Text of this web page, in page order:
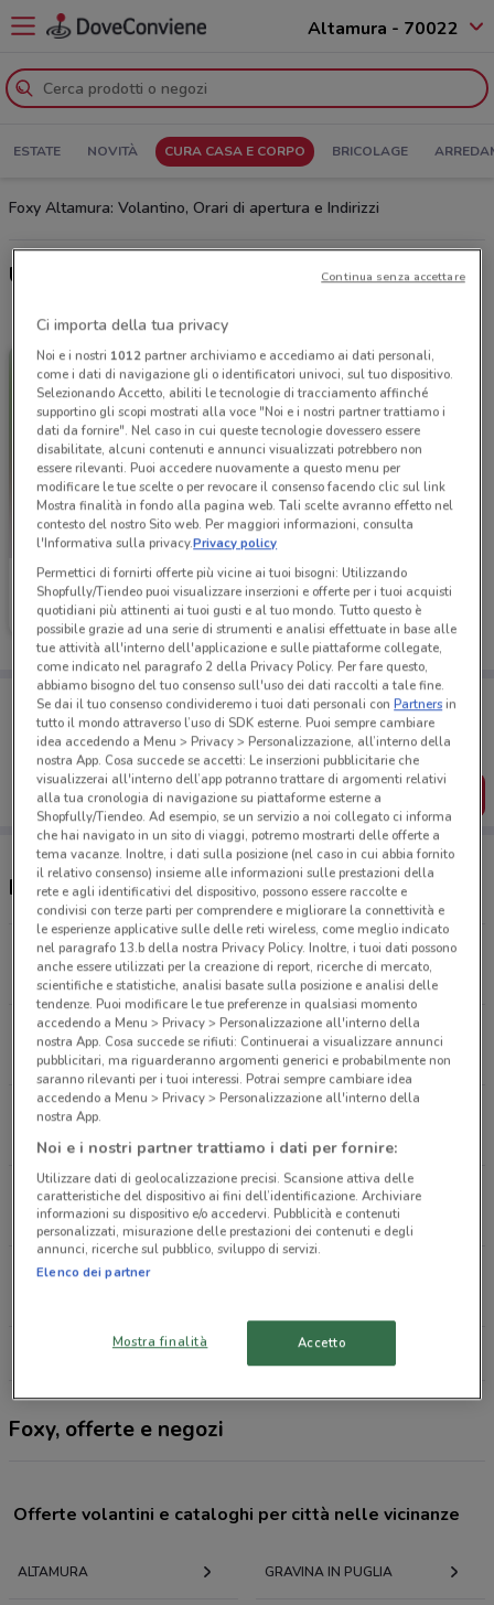
Altamura - 70022
ESTATE NOVITÀ CURA CASA E CORPO BRICOLAGE
Foxy Altamura: Volantino, Orari di apertura e Indirizzi
Ultime offerte del volantino Foxy
Foxy
Scade giovedì 388 m
Porta DoveConviene sempre con te!
Puoi trovare le migliori offerte dei negozi vicino a te,
salvarle e creare la tua lista del risparmio, comodamente
dal tuo cellulare.
SCARICA L’APP
Negozi Foxy a Altamura
Via Vecchia Buoncammino, 88 Altamura
387 m
APERTO
Via Sanremo, 11 Altamura
485 m
CHIUSO
Via Sanremo, 11 Altamura
487 m
Via la Carrera, 70 Altamura
560 m
APERTO
Via La Carrera, 70 Altamura
Tutti i negozi Foxy
Foxy, offerte e negozi
Offerte volantini e cataloghi per città nelle vicinanze
ALTAMURA GRAVINA IN PUGLIA
Ci importa della tua privacy
Noi e i nostri 1012partner archiviamo e accediamo ai dati personali,
come i dati di navigazione gli o identificatori univoci, sul tuo dispositivo.
Selezionando Accetto, abiliti le tecnologie di tracciamento affinché
supportino gli scopi mostrati alla voce "Noi e i nostri partner trattiamo i
dati da fornire". Nel caso in cui queste tecnologie dovessero essere
disabilitate, alcuni contenuti e annunci visualizzati potrebbero non
essere rilevanti. Puoi accedere nuovamente a questo menu per
modificare le tue scelte o per revocare il consenso facendo clic sul link
Mostra finalità in fondo alla pagina web. Tali scelte avranno effetto nel
contesto del nostro Sito web. Per maggiori informazioni, consulta
l'Informativa sulla privacy.Privacy policy
Permettici di fornirti offerte più vicine ai tuoi bisogni: Utilizzando
Shopfully/Tiendeo puoi visualizzare inserzioni e offerte per i tuoi acquisti
quotidiani più attinenti ai tuoi gusti e al tuo mondo. Tutto questo è
possibile grazie ad una serie di strumenti e analisi effettuate in base alle
tue attività all'interno dell'applicazione e sulle piattaforme collegate,
come indicato nel paragrafo 2 della Privacy Policy. Per fare questo,
abbiamo bisogno del tuo consenso sull'uso dei dati raccolti a tale fine.
Se dai il tuo consenso condivideremo i tuoi dati personali conPartnersin
tutto il mondo attraverso l’uso di SDK esterne. Puoi sempre cambiare
idea accedendo a Menu > Privacy > Personalizzazione, all’interno della
nostra App. Cosa succede se accetti: Le inserzioni pubblicitarie che
visualizzerai all'interno dell’app potranno trattare di argomenti relativi
alla tua cronologia di navigazione su piattaforme esterne a
Shopfully/Tiendeo. Ad esempio, se un servizio a noi collegato ci informa
che hai navigato in un sito di viaggi, potremo mostrarti delle offerte a
tema vacanze. Inoltre, i dati sulla posizione (nel caso in cui abbia fornito
il relativo consenso) insieme alle informazioni sulle prestazioni della
rete e agli identificativi del dispositivo, possono essere raccolte e
condivisi con terze parti per comprendere e migliorare la connettività e
le esperienze applicative sulle delle reti wireless, come meglio indicato
nel paragrafo 13.b della nostra Privacy Policy. Inoltre, i tuoi dati possono
anche essere utilizzati per la creazione di report, ricerche di mercato,
scientifiche e statistiche, analisi basate sulla posizione e analisi delle
tendenze. Puoi modificare le tue preferenze in qualsiasi momento
accedendo a Menu > Privacy > Personalizzazione all'interno della
nostra App. Cosa succede se rifiuti: Continuerai a visualizzare annunci
pubblicitari, ma riguarderanno argomenti generici e probabilmente non
saranno rilevanti per i tuoi interessi. Potrai sempre cambiare idea
accedendo a Menu > Privacy > Personalizzazione all'interno della
nostra App.
Noi e i nostri partner trattiamo i dati per fornire:
Utilizzare dati di geolocalizzazione precisi. Scansione attiva delle
caratteristiche del dispositivo ai fini dell’identificazione. Archiviare
informazioni su dispositivo e/o accedervi. Pubblicità e contenuti
personalizzati, misurazione delle prestazioni dei contenuti e degli
annunci, ricerche sul pubblico, sviluppo di servizi.
Elenco dei partner
Mostra finalità Accetto
Continua senza accettare